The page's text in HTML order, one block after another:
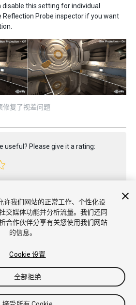
disable this setting for individual
Reflection Probe inspector if you want
修复了视差问题
useful? Please give it a rating:
Publication 2021.3
不要出售或分享我的个人信息
许我们网站的正常工作、个性化设
交媒体功能并分析流量。我们还同
合作伙伴分享有关您使用我们网站
的信息。
Cookie 设置
全部拒绝